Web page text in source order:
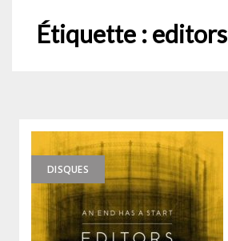
Étiquette :editors
DISQUES